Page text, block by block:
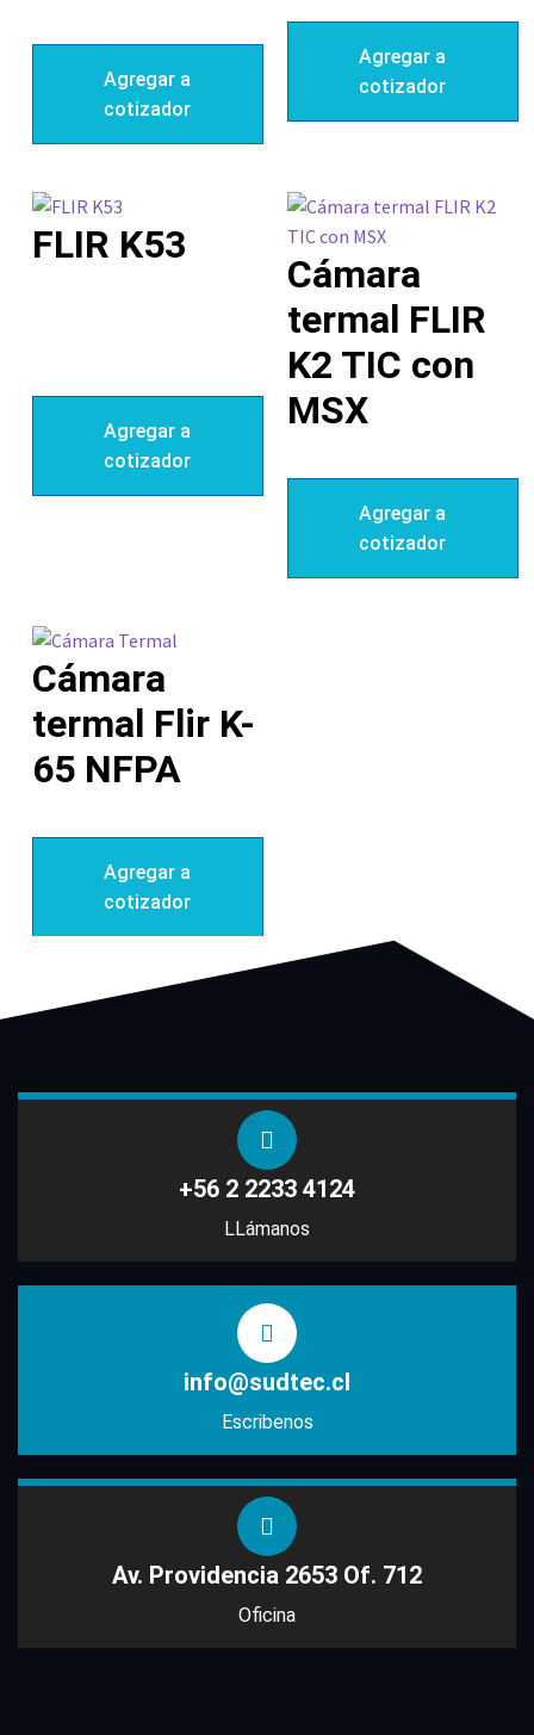
Agregar a
cotizador
Agregar a
cotizador
FLIR K53
Agregar a
cotizador
Cámara
termal FLIR
K2 TIC con
MSX
Agregar a
cotizador
Cámara
termal Flir K-
65 NFPA
Agregar a
cotizador
+56 2 2233 4124
LLámanos
info@sudtec.cl
Escribenos
Av. Providencia 2653 Of. 712
Oficina